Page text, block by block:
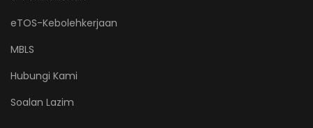
eTOS-Kebolehkerjaan
MBLS
Hubungi Kami
Soalan Lazim